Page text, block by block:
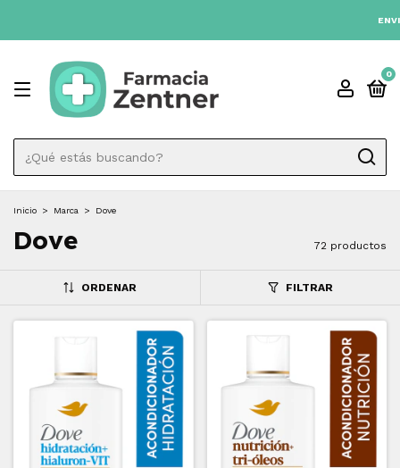
ENVIO GRATIS A TODO
0
Inicio > Marca > Dove
Dove 72 productos
ORDENAR FILTRAR